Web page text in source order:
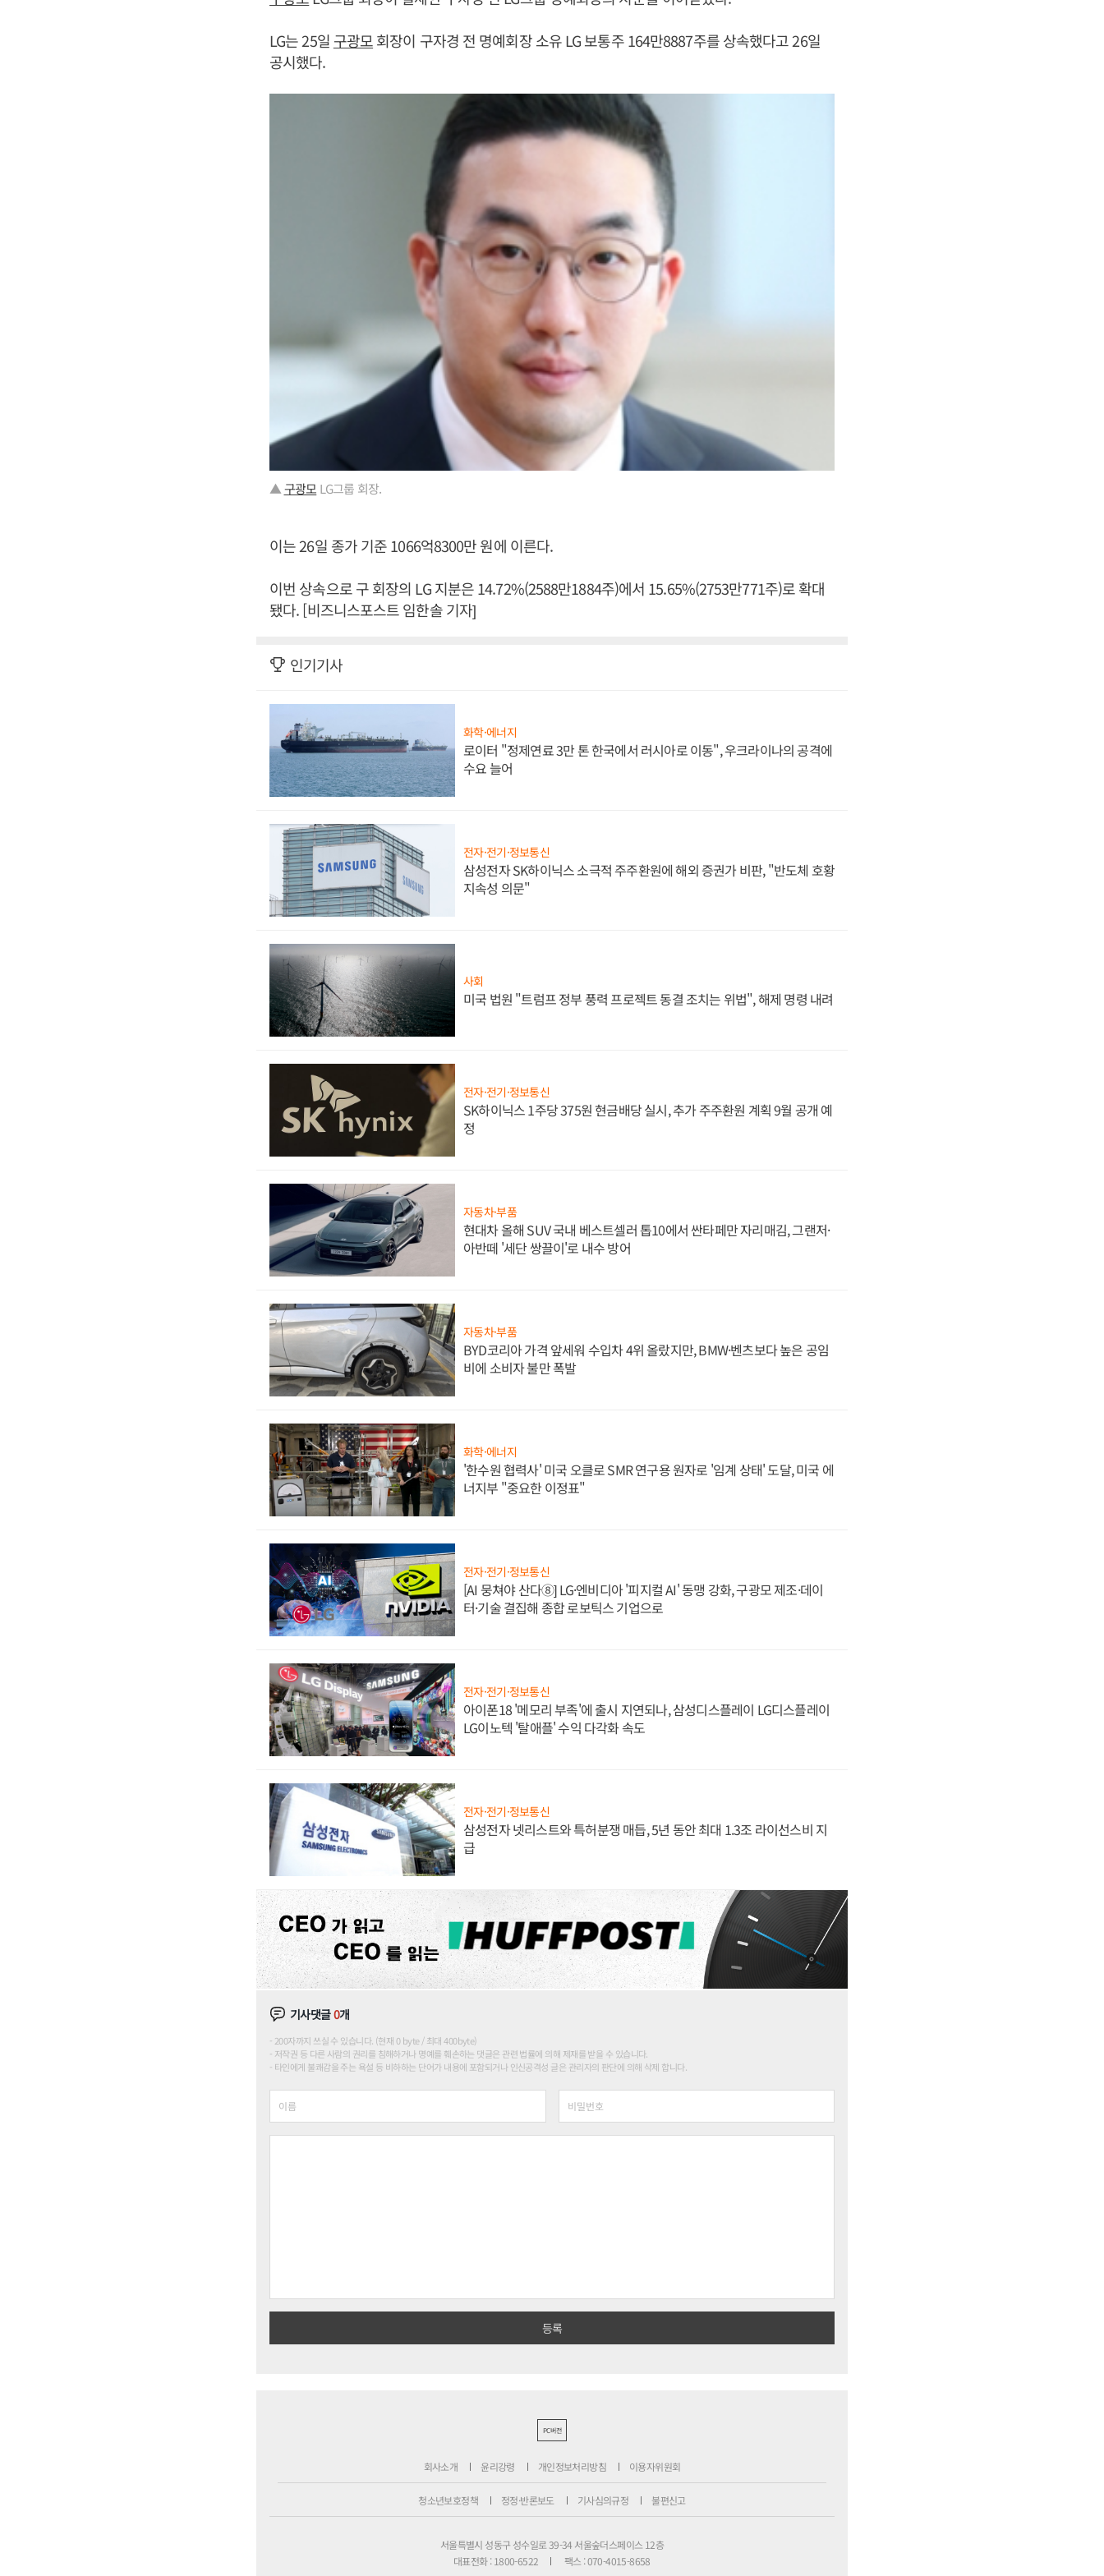
LG는 25일 구광모회장이 구자경 전 명예회장 소유 LG 보통주 164만8887주를 상속했다고 26일
공시했다.
▲구광모 LG그룹 회장.
이는 26일 종가 기준 1066억8300만 원에 이른다.
이번 상속으로 구 회장의 LG 지분은 14.72%(2588만1884주)에서 15.65%(2753만771주)로 확대
됐다. [비즈니스포스트 임한솔 기자]
인기기사
화학·에너지
로이터 "정제연료 3만 톤 한국에서 러시아로 이동", 우크라이나의 공격에
수요 늘어
전자·전기·정보통신
삼성전자 SK하이닉스 소극적 주주환원에 해외 증권가 비판, "반도체 호황
지속성 의문"
사회
미국 법원 "트럼프 정부 풍력 프로젝트 동결 조치는 위법", 해제 명령 내려
전자·전기·정보통신
SK하이닉스 1주당 375원 현금배당 실시, 추가 주주환원 계획 9월 공개 예
정
자동차·부품
현대차 올해 SUV 국내 베스트셀러 톱10에서 싼타페만 자리매김, 그랜저·
아반떼 '세단 쌍끌이'로 내수 방어
자동차·부품
BYD코리아 가격 앞세워 수입차 4위 올랐지만, BMW·벤츠보다 높은 공임
비에 소비자 불만 폭발
화학·에너지
'한수원 협력사' 미국 오클로 SMR 연구용 원자로 '임계 상태' 도달, 미국 에
너지부 "중요한 이정표"
전자·전기·정보통신
[AI 뭉쳐야 산다⑧] LG·엔비디아 '피지컬 AI' 동맹 강화, 구광모 제조·데이
터·기술 결집해 종합 로보틱스 기업으로
전자·전기·정보통신
아이폰18 '메모리 부족'에 출시 지연되나, 삼성디스플레이 LG디스플레이
LG이노텍 '탈애플' 수익 다각화 속도
전자·전기·정보통신
삼성전자 넷리스트와 특허분쟁 매듭, 5년 동안 최대 1.3조 라이선스비 지
급
기사댓글0개
200자까지 쓰실 수 있습니다. (현재 0 byte / 최대 400byte)
저작권 등 다른 사람의 권리를 침해하거나 명예를 훼손하는 댓글은 관련 법률에 의해 제재를 받을 수 있습니다.
타인에게 불쾌감을 주는 욕설 등 비하하는 단어가 내용에 포함되거나 인신공격성 글은 관리자의 판단에 의해 삭제 합니다.
PC버전
회사소개 윤리강령 개인정보처리방침 이용자위원회
청소년보호정책 정정·반론보도 기사심의규정 불편신고
서울특별시 성동구 성수일로 39-34 서울숲더스페이스 12층
대표전화 : 1800-6522
팩스 : 070-4015-8658